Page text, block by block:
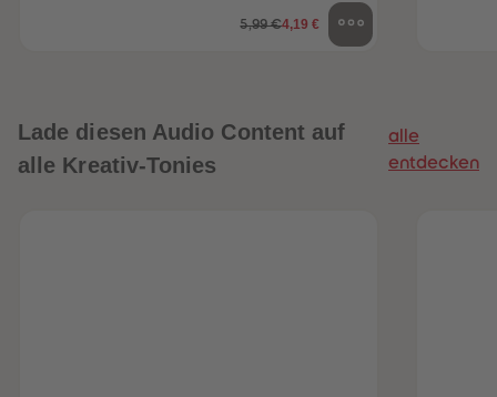
5,99 €4,19 €
Lade diesen Audio Content auf
alle Kreativ-Tonies
alle
entdecken